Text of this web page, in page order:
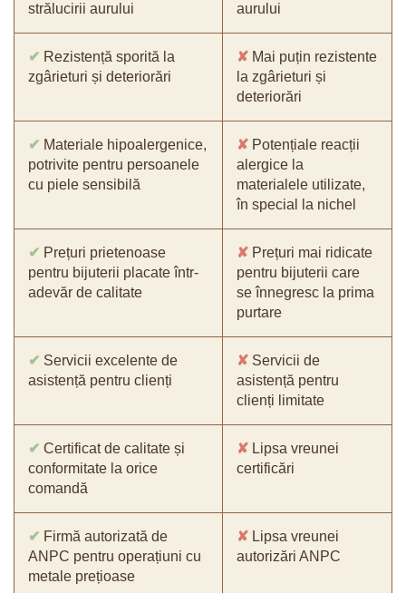
strălucirii aurului
aurului
✔ Rezistență sporită la
zgârieturi și deteriorări
✘ Mai puțin rezistente
la zgârieturi și
deteriorări
✔ Materiale hipoalergenice,
potrivite pentru persoanele
cu piele sensibilă
✘ Potențiale reacții
alergice la
materialele utilizate,
în special la nichel
✔ Prețuri prietenoase
pentru bijuterii placate într-
adevăr de calitate
✘ Prețuri mai ridicate
pentru bijuterii care
se înnegresc la prima
purtare
✔ Servicii excelente de
asistență pentru clienți
✘ Servicii de
asistență pentru
clienți limitate
✔ Certificat de calitate și
conformitate la orice
comandă
✘ Lipsa vreunei
certificări
✔ Firmă autorizată de
ANPC pentru operațiuni cu
metale prețioase
✘ Lipsa vreunei
autorizări ANPC